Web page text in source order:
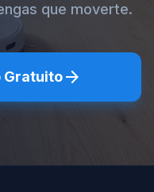
que moverte.
Gratuitoarrow_forward